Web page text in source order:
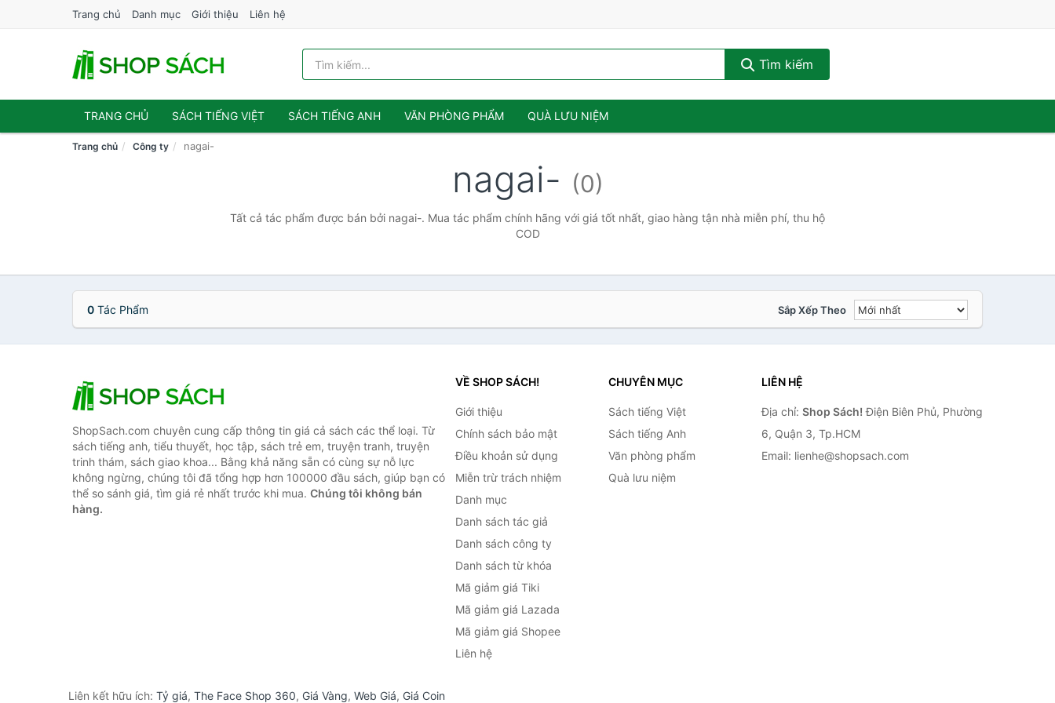
Trang chủ Danh mục Giới thiệu Liên hệ
Tìm kiếm
TRANG CHỦ SÁCH TIẾNG VIỆT SÁCH TIẾNG ANH VĂN PHÒNG PHẨM QUÀ LƯU NIỆM
Trang chủ Công ty nagai-
nagai- (0)
Tất cả tác phẩm được bán bởi nagai-. Mua tác phẩm chính hãng với giá tốt nhất, giao hàng tận nhà miễn phí, thu hộ
COD
0 Tác Phẩm Sắp Xếp Theo
ShopSach.com chuyên cung cấp thông tin giá cả sách các thể loại. Từ
sách tiếng anh, tiểu thuyết, học tập, sách trẻ em, truyện tranh, truyện
trinh thám, sách giao khoa... Bằng khả năng sẵn có cùng sự nỗ lực
không ngừng, chúng tôi đã tổng hợp hơn 100000 đầu sách, giúp bạn có
thể so sánh giá, tìm giá rẻ nhất trước khi mua. Chúng tôi không bán
hàng.
VỀ SHOP SÁCH!
Giới thiệu
Chính sách bảo mật
Điều khoản sử dụng
Miễn trừ trách nhiệm
Danh mục
Danh sách tác giả
Danh sách công ty
Danh sách từ khóa
Mã giảm giá Tiki
Mã giảm giá Lazada
Mã giảm giá Shopee
Liên hệ
CHUYÊN MỤC
Sách tiếng Việt
Sách tiếng Anh
Văn phòng phẩm
Quà lưu niệm
LIÊN HỆ
Địa chỉ: Shop Sách! Điện Biên Phủ, Phường
6, Quận 3, Tp.HCM
Email: lienhe@shopsach.com
Liên kết hữu ích: Tỷ giá, The Face Shop 360, Giá Vàng, Web Giá, Giá Coin